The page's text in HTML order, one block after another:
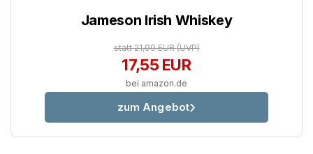
Jameson Irish Whiskey
statt 21,99 EUR(UVP)
17,55 EUR
bei amazon.de
zum Angebot